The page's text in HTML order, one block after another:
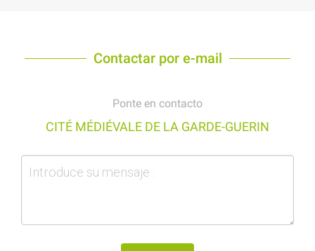
Contactar por e-mail
Ponte en contacto
CITÉ MÉDIÉVALE DE LA GARDE-GUERIN